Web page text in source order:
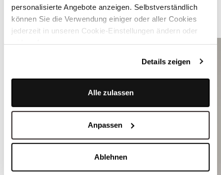
personalisierte Angebote anzeigen. Selbstverständlich
können Sie die Verwendung einiger oder aller Cookies
jederzeit in unseren Cookie-Einstellungen ändern oder
Details zeigen
Alle zulassen
Anpassen
Ablehnen
ÄHNLICHE PRODUKTE